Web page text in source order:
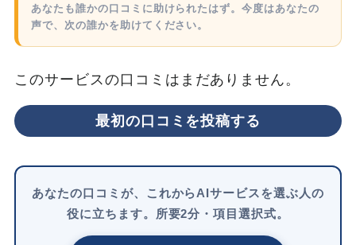
あなたも誰かの口コミに助けられたはず。今度はあなたの
声で、次の誰かを助けてください。
このサービスの口コミはまだありません。
最初の口コミを投稿する
あなたの口コミが、これからAIサービスを選ぶ人の
役に立ちます。所要2分・項目選択式。